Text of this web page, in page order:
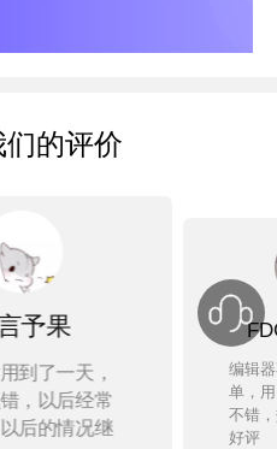
们的评价
予果
到了一天，
，以后经常
后的情况继
编辑器
单，用
不错，
好评